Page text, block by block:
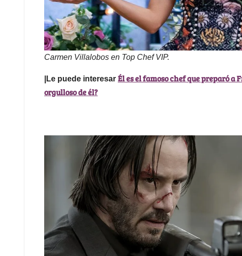
Carmen Villalobos en Top Chef VIP.
|Le puede interesar Él es el famoso chef que preparó
orgulloso de él?